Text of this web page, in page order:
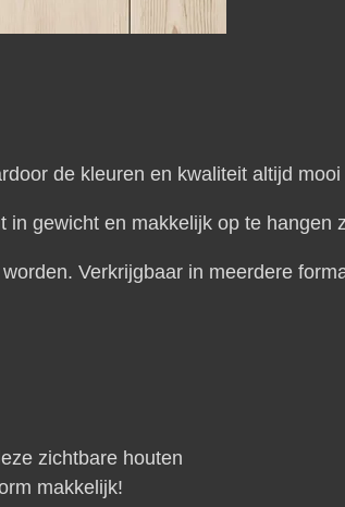
de kleuren en kwaliteit altijd
in gewicht en makkelijk op te hangen
Verkrijgbaar in meerdere
zichtbare houten
makkelijk!